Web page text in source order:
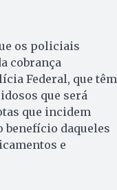
os policiais
cobrança
Federal, que têm
que será
que incidem
benefício daqueles
e